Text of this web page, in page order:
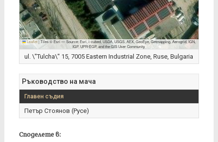
Leaflet |Tiles © Esri — Source: Esri, i-cubed, USDA, USGS, AEX, GeoEye, Getmapping, Aerogrid, IGN,
IGP, UPR-EGP, and the GIS User Community
ul. \"Tulcha\" 15, 7005 Eastern Industrial Zone, Ruse, Bulgaria
Ръководство на мача
Главен съдия
Петър Стоянов (Русе)
Споделете в: